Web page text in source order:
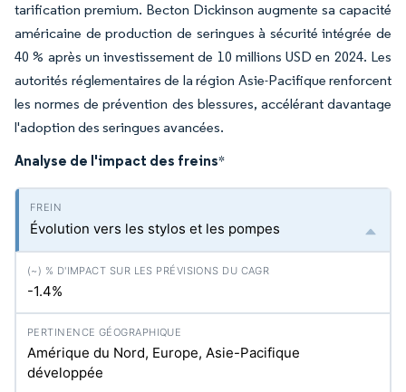
tarification premium. Becton Dickinson augmente sa capacité
américaine de production de seringues à sécurité intégrée de
40 % après un investissement de 10 millions USD en 2024. Les
autorités réglementaires de la région Asie-Pacifique renforcent
les normes de prévention des blessures, accélérant davantage
l'adoption des seringues avancées.
Analyse de l'impact des freins*
Évolution vers les stylos et les pompes
-1.4%
Amérique du Nord, Europe, Asie-Pacifique
développée